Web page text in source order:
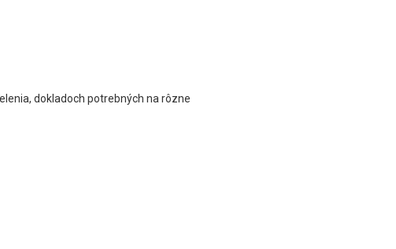
dokladoch potrebných na rôzne